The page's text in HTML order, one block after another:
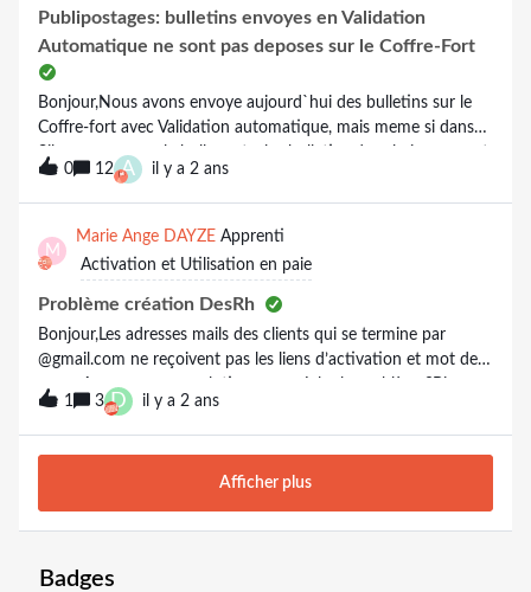
validation, l`employeur peut les imprimer et sauver sur son
ordinateur sans qu`une mention apparaisse sur ces
documents, indiquant qu`il peut s`agit d`une version
Publipostages: bulletins envoyes en Validation
Automatique ne sont pas deposes sur le Coffre-Fort
Bonjour,Nous avons envoye aujourd`hui des bulletins sur le
Coffre-fort avec Validation automatique, mais meme si dans
Silae nous avons la bulle verte, le sbulletins de salaries ne sont
pas en fait deposes et n`apparaissent non plus sur le eDoc
Connect des salaries.Comment proceder pour resoudre la
situation?p.s: si on fait l`envoi avce Validation Manuelle, cela
fonctionne.
0 12 A il y a 2 ans
M
Marie Ange DAYZE Apprenti
Activation et Utilisation en paie
Problème création DesRh
Bonjour,Les adresses mails des clients qui se termine par
@gmail.com ne reçoivent pas les liens d’activation et mot de
passe.Avez-vous une solution pour régler le problème?Bien
Cordialement,
1 3 D il y a 2 ans
Afficher plus
Badges